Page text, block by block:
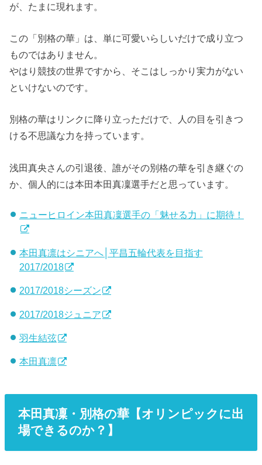
が、たまに現れます。
この「別格の華」は、単に可愛いらしいだけで成り立つ
ものではありません。
やはり競技の世界ですから、そこはしっかり実力がない
といけないのです。
別格の華はリンクに降り立っただけで、人の目を引きつ
ける不思議な力を持っています。
浅田真央さんの引退後、誰がその別格の華を引き継ぐの
か、個人的には本田本田真凜選手だと思っています。
ニューヒロイン本田真凜選手の「魅せる力」に期待！
本田真凛はシニアへ│平昌五輪代表を目指す
2017/2018
2017/2018シーズン
2017/2018ジュニア
羽生結弦
本田真凛
本田真凜・別格の華【オリンピックに出
場できるのか？】